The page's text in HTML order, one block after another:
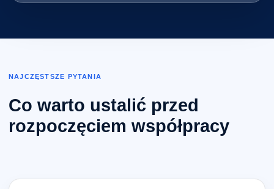
NAJCZĘSTSZE PYTANIA
Co warto ustalić przed
rozpoczęciem współpracy